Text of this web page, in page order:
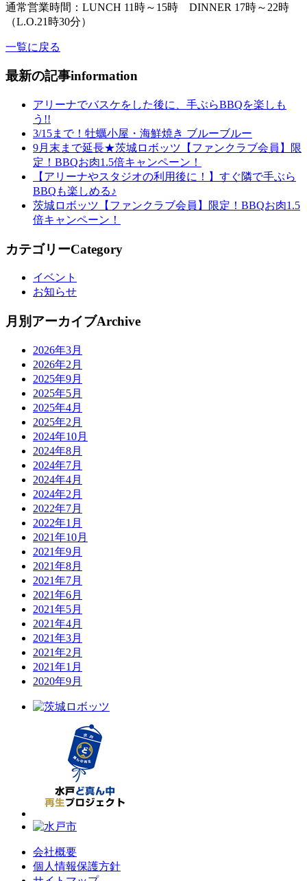
通常営業時間：LUNCH 11時～15時 DINNER 17時～22時
（L.O.21時30分）
一覧に戻る
最新の記事information
アリーナでバスケをした後に、手ぶらBBQを楽しも
う!!
3/15まで！牡蠣小屋・海鮮焼き ブルーブルー
9月末まで延長★茨城ロボッツ【ファンクラブ会員】限
定！BBQお肉1.5倍キャンペーン！
【アリーナやスタジオの利用後に！】すぐ隣で手ぶら
BBQも楽しめる♪
茨城ロボッツ【ファンクラブ会員】限定！BBQお肉1.5
倍キャンペーン！
カテゴリーCategory
イベント
お知らせ
月別アーカイブArchive
2026年3月
2026年2月
2025年9月
2025年5月
2025年4月
2025年2月
2024年10月
2024年8月
2024年7月
2024年4月
2024年2月
2022年7月
2022年1月
2021年10月
2021年9月
2021年8月
2021年7月
2021年6月
2021年5月
2021年4月
2021年3月
2021年2月
2021年1月
2020年9月
会社概要
個人情報保護方針